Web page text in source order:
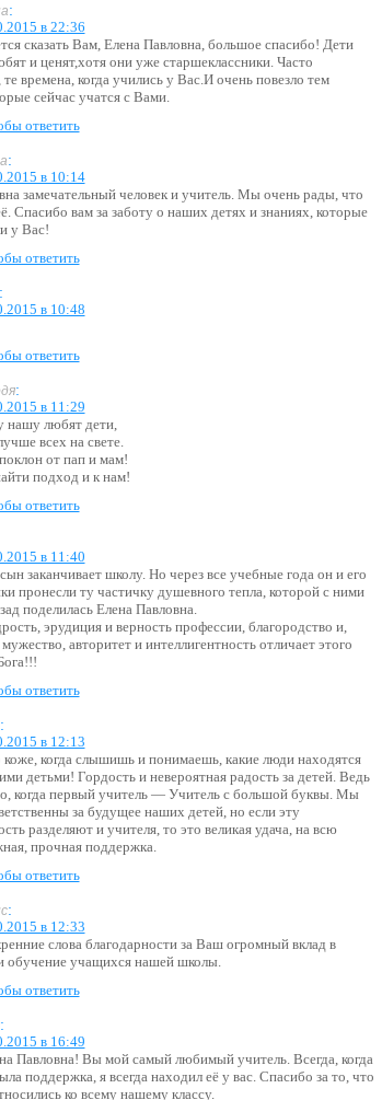
:
в 22:36
сказать Вам, Елена Павловна, большое спасибо! Дети
и ценят,хотя они уже старшеклассники. Часто
времена, когда учились у Вас.И очень повезло тем
сейчас учатся с Вами.
ответить
:
в 10:14
замечательный человек и учитель. Мы очень рады, что
Спасибо вам за заботу о наших детях и знаниях, которые
у Вас!
ответить
в 10:48
ответить
:
в 11:29
нашу любят дети,
всех на свете.
от пап и мам!
подход и к нам!
ответить
в 11:40
заканчивает школу. Но через все учебные года он и его
пронесли ту частичку душевного тепла, которой с ними
поделилась Елена Павловна.
эрудиция и верность профессии, благородство и,
авторитет и интеллигентность отличает этого
ответить
:
в 12:13
когда слышишь и понимаешь, какие люди находятся
детьми! Гордость и невероятная радость за детей. Ведь
когда первый учитель — Учитель с большой буквы. Мы
за будущее наших детей, но если эту
разделяют и учителя, то это великая удача, на всю
прочная поддержка.
ответить
:
в 12:33
слова благодарности за Ваш огромный вклад в
обучение учащихся нашей школы.
ответить
:
в 16:49
Павловна! Вы мой самый любимый учитель. Всегда, когда
поддержка, я всегда находил её у вас. Спасибо за то, что
ко всему нашему классу.